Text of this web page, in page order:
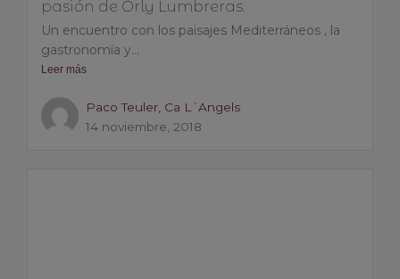
pasión de Orly Lumbreras.
Un encuentro con los paisajes Mediterráneos , la
gastronomía y...
Leer más
Paco Teuler, Ca L´Angels
14 noviembre, 2018